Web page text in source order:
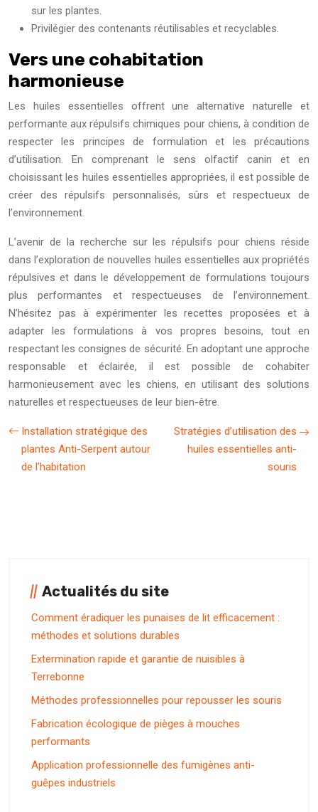
sur les plantes.
Privilégier des contenants réutilisables et recyclables.
Vers une cohabitation
harmonieuse
Les huiles essentielles offrent une alternative naturelle et
performante aux répulsifs chimiques pour chiens, à condition de
respecter les principes de formulation et les précautions
d’utilisation. En comprenant le sens olfactif canin et en
choisissant les huiles essentielles appropriées, il est possible de
créer des répulsifs personnalisés, sûrs et respectueux de
l’environnement.
L’avenir de la recherche sur les répulsifs pour chiens réside
dans l’exploration de nouvelles huiles essentielles aux propriétés
répulsives et dans le développement de formulations toujours
plus performantes et respectueuses de l’environnement.
N’hésitez pas à expérimenter les recettes proposées et à
adapter les formulations à vos propres besoins, tout en
respectant les consignes de sécurité. En adoptant une approche
responsable et éclairée, il est possible de cohabiter
harmonieusement avec les chiens, en utilisant des solutions
naturelles et respectueuses de leur bien-être.
Installation stratégique des
plantes Anti-Serpent autour
de l’habitation
Stratégies d’utilisation des
huiles essentielles anti-
souris
Actualités du site
Comment éradiquer les punaises de lit efficacement :
méthodes et solutions durables
Extermination rapide et garantie de nuisibles à
Terrebonne
Méthodes professionnelles pour repousser les souris
Fabrication écologique de pièges à mouches
performants
Application professionnelle des fumigènes anti-
guêpes industriels